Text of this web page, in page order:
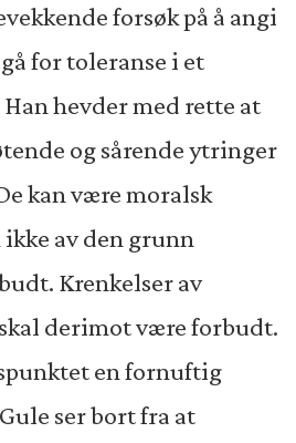
forsøk på å angi
for toleranse i et
hevder med rette at
og sårende ytringer
kan være moralsk
av den grunn
Krenkelser av
derimot være forbudt.
en fornuftig
ser bort fra at